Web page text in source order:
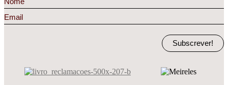
Subscrever!